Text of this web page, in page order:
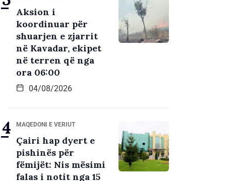
Aksion i
koordinuar për
shuarjen e zjarrit
në Kavadar, ekipet
në terren që nga
ora 06:00
04/08/2026
MAQEDONI E VERIUT
Çairi hap dyert e
pishinës për
fëmijët: Nis mësimi
falas i notit nga 15